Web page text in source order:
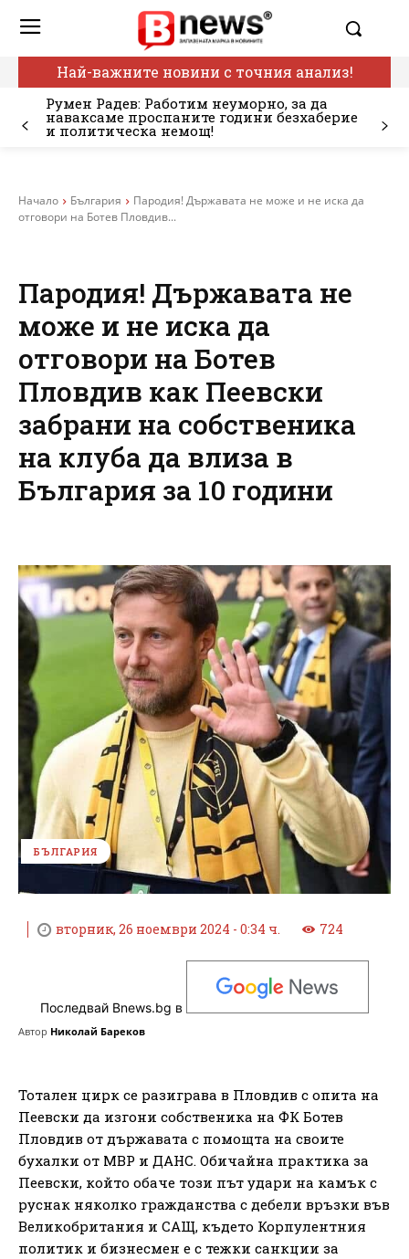
Най-важните новини с точния анализ!
Румен Радев: Работим неуморно, за да
наваксаме проспаните години безхаберие
и политическа немощ!
Начало България
Пародия! Държавата не може и не иска да
отговори на Ботев Пловдив...
Пародия! Държавата не
може и не иска да
отговори на Ботев
Пловдив как Пеевски
забрани на собственика
на клуба да влиза в
България за 10 години
БЪЛГАРИЯ
вторник, 26 ноември 2024 - 0:34 ч. 724
Последвай Bnews.bg в
Автор Николай Бареков
Тотален цирк се разиграва в Пловдив с опита на
Пеевски да изгони собственика на ФК Ботев
Пловдив от държавата с помощта на своите
бухалки от МВР и ДАНС. Обичайна практика за
Пеевски, който обаче този път удари на камък с
руснак няколко гражданства с дебели връзки във
Великобритания и САЩ, където Корпулентния
политик и бизнесмен е с тежки санкции за